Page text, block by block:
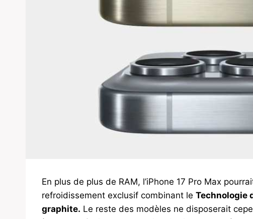
En plus de plus de RAM, l’iPhone 17 Pro Max
refroidissement exclusif combinant le Technologie
graphite. Le reste des modèles ne disposerait